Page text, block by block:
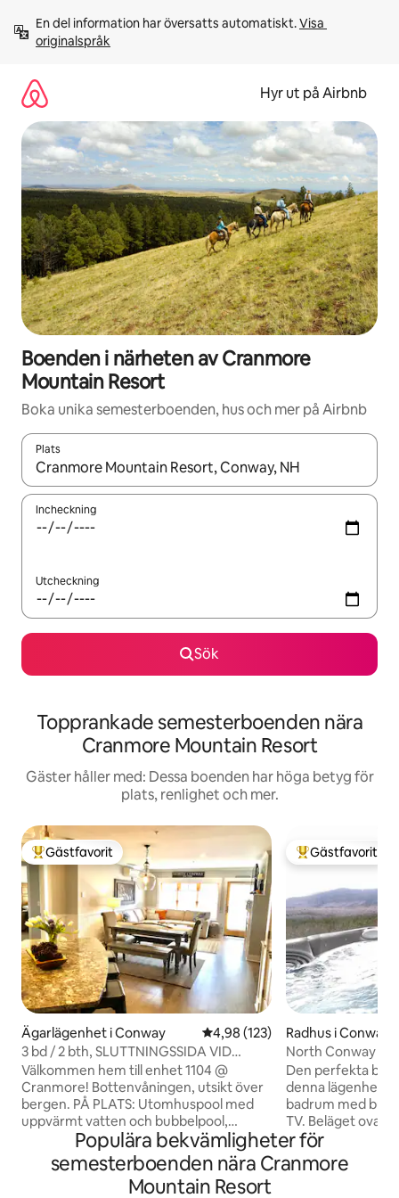
innehåll
En del information har översatts automatiskt. Visa
originalspråk
Hyr ut på Airbnb
Boenden i närheten av Cranmore
Mountain Resort
Boka unika semesterboenden, hus och mer på Airbnb
Plats
När resultaten är tillgängliga kan du navigera med upp- och
Incheckning
Utcheckning
Sök
Topprankade semesterboenden nära
Cranmore Mountain Resort
Gäster håller med: Dessa boenden har höga betyg för
plats, renlighet och mer.
Populär gästfavorit
Gästfavorit
Ägarlägenhet i Conway 4,98 av 5 i genomsnittligt
4,98 (123)
3 bd / 2 bth, SLUTTNINGSSIDA VID
Cranmore! Enhet#1104
Välkommen hem till enhet 1104 @
Cranmore! Bottenvåningen, utsikt över
bergen. PÅ PLATS: Utomhuspool med
uppvärmt vatten och bubbelpool,
cykelleder, vandringsleder,
fitnesscenter, bar/restaurang,
eldgropar, liftar, bryggeri på toppen,
nöjesåkturer i bergen! PLANERA I
Populär
Gästfavorit
Radhus i Conway
North Conway
med bubbelpool
Den perfekta
denna lägenhet
badrum med
TV. Beläget
National Forest
Mountains" med
och solnedgång från
Populära bekvämligheter för
semesterboenden nära Cranmore
Mountain Resort